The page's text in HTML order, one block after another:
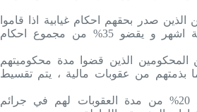
صدر بحقهم احكام غيابية اذا قاموا
بتسليم انفسم خلال اربعة اشهر و يقضو 35% من مجموع احكام
المحكومين الذين قضوا مدة محكوميتهم
بذمتهم من عقوبات مالية ، يتم تقسيط
المادة الثامنة يتم تخفيظ 20% من مدة العقوبات لهم في جرائم